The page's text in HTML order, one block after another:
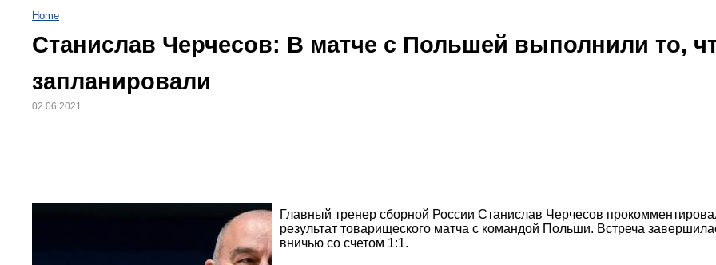
Home
Станислав Черчесов: В матче с Польшей выполнили то,
запланировали
02.06.2021
Главный тренер сборной России Станислав Черчесов
результат товарищеского матча с командой Польши. Встреча
вничью со счетом 1:1.